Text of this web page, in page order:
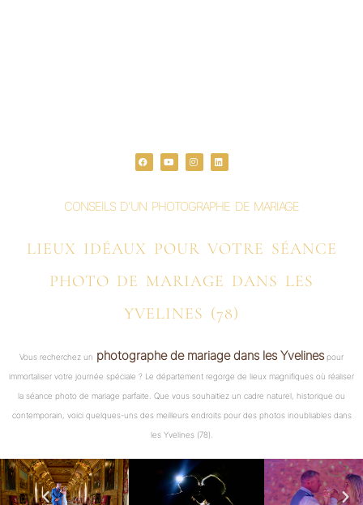
a
c
o
k
o
u
e
n
s
r
a
i
n
n
CONSEILS D’UN PHOTOGRAPHE DE MARIAGE
LIEUX IDÉAUX POUR VOTRE SÉANCE
PHOTO DE MARIAGE DANS LES
YVELINES (78)
Vous recherchez un photographe de mariage dans les Yvelinespour
immortaliser votre journée spéciale ? Le département regorge de lieux magnifiques où réaliser
la séance photo de mariage parfaite. Que vous souhaitiez un cadre naturel, historique ou
contemporain, voici quelques-uns des meilleurs endroits pour des photos inoubliables dans
les Yvelines (78).